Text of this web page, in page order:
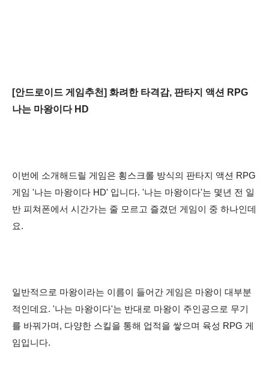
[안드로이드 게임추천] 화려한 타격감, 판타지 액션 RPG
나는 마왕이다 HD
이번에 소개해드릴 게임은 횡스크롤 방식의 판타지 액션 RPG
게임 '나는 마왕이다 HD' 입니다. '나는 마왕이다'는 몇년 전 일
반 피쳐폰에서 시간가는 줄 모르고 즐겼던 게임이 중 하나인데
요.
일반적으로 마왕이라는 이름이 들어간 게임은 마왕이 대부분
적인데요. '나는 마왕이다'는 반대로 마왕이 주인공으로 무기
를 바꿔가며, 다양한 스킬을 통해 업적을 쌓으며 육성 RPG 게
임입니다.